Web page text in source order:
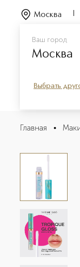
Ваш город
Москва
Выбрать
Москва
Tropique gloss
Описание
Главная •